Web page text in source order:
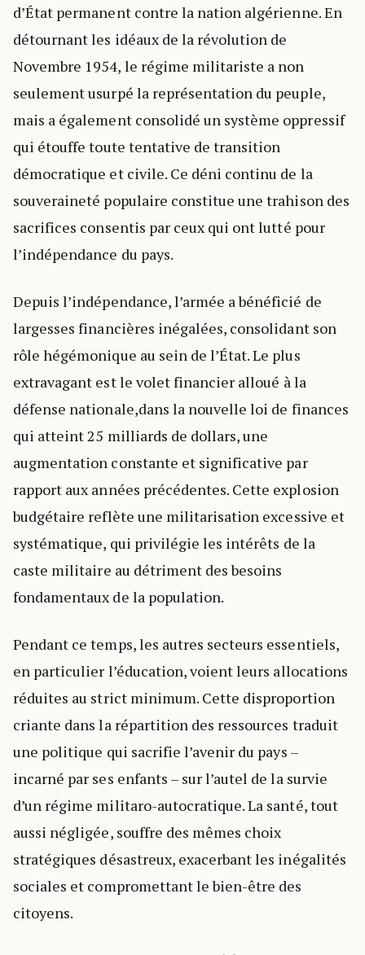
d’État permanent contre la nation algérienne. En
détournant les idéaux de la révolution de
Novembre 1954, le régime militariste a non
seulement usurpé la représentation du peuple,
mais a également consolidé un système oppressif
qui étouffe toute tentative de transition
démocratique et civile. Ce déni continu de la
souveraineté populaire constitue une trahison des
sacrifices consentis par ceux qui ont lutté pour
l’indépendance du pays.
Depuis l’indépendance, l’armée a bénéficié de
largesses financières inégalées, consolidant son
rôle hégémonique au sein de l’État. Le plus
extravagant est le volet financier alloué à la
défense nationale,dans la nouvelle loi de finances
qui atteint 25 milliards de dollars, une
augmentation constante et significative par
rapport aux années précédentes. Cette explosion
budgétaire reflète une militarisation excessive et
systématique, qui privilégie les intérêts de la
caste militaire au détriment des besoins
fondamentaux de la population.
Pendant ce temps, les autres secteurs essentiels,
en particulier l’éducation, voient leurs allocations
réduites au strict minimum. Cette disproportion
criante dans la répartition des ressources traduit
une politique qui sacrifie l’avenir du pays –
incarné par ses enfants – sur l’autel de la survie
d’un régime militaro-autocratique. La santé, tout
aussi négligée, souffre des mêmes choix
stratégiques désastreux, exacerbant les inégalités
sociales et compromettant le bien-être des
citoyens.